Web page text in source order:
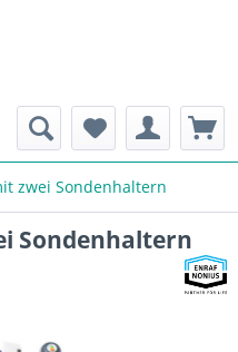
zwei Sondenhaltern
Sondenhaltern